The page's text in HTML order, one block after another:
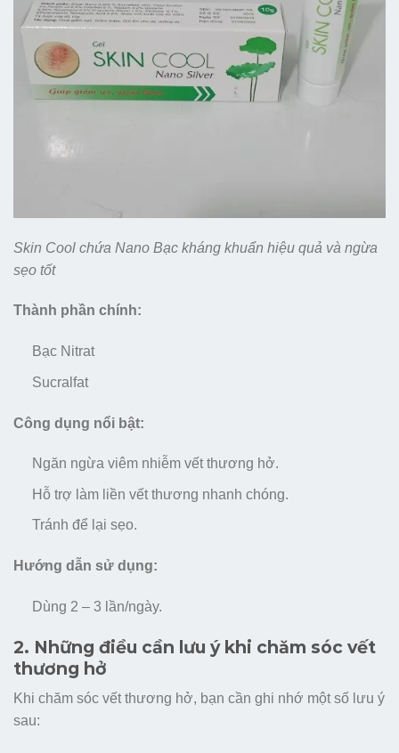
Skin Cool chứa Nano Bạc kháng khuẩn hiệu quả và ngừa
sẹo tốt
Thành phần chính:
Bạc Nitrat
Sucralfat
Công dụng nổi bật:
Ngăn ngừa viêm nhiễm vết thương hở.
Hỗ trợ làm liền vết thương nhanh chóng.
Tránh để lại sẹo.
Hướng dẫn sử dụng:
Dùng 2 – 3 lần/ngày.
2. Những điều cần lưu ý khi chăm sóc vết
thương hở
Khi chăm sóc vết thương hở, bạn cần ghi nhớ một số lưu ý
sau: